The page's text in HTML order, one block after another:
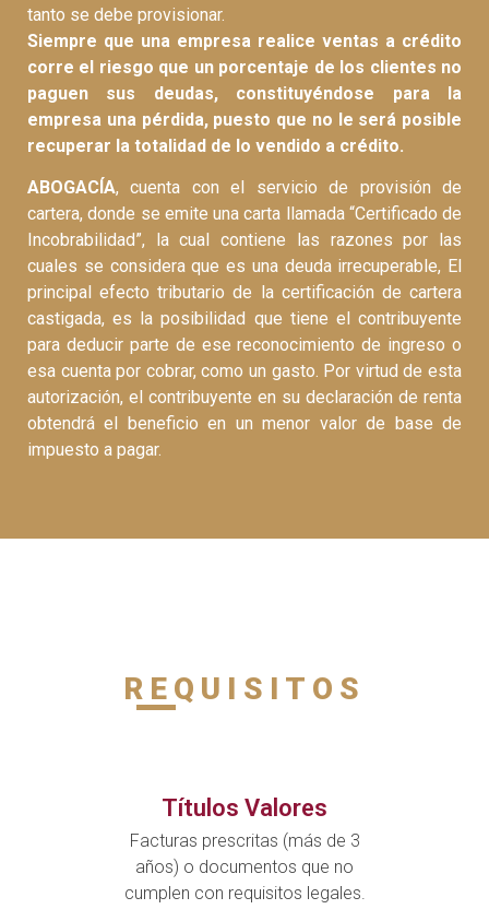
tanto se debe provisionar.
Siempre que una empresa realice ventas a crédito
corre el riesgo que un porcentaje de los clientes no
paguen sus deudas, constituyéndose para la
empresa una pérdida, puesto que no le será posible
recuperar la totalidad de lo vendido a crédito.
ABOGACÍA, cuenta con el servicio de provisión de
cartera, donde se emite una carta llamada “Certificado de
Incobrabilidad”, la cual contiene las razones por las
cuales se considera que es una deuda irrecuperable, El
principal efecto tributario de la certificación de cartera
castigada, es la posibilidad que tiene el contribuyente
para deducir parte de ese reconocimiento de ingreso o
esa cuenta por cobrar, como un gasto. Por virtud de esta
autorización, el contribuyente en su declaración de renta
obtendrá el beneficio en un menor valor de base de
impuesto a pagar.
REQUISITOS
Títulos Valores
Facturas prescritas (más de 3
años) o documentos que no
cumplen con requisitos legales.